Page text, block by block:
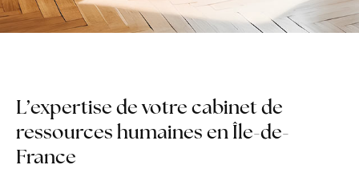
L’expertise de votre cabinet de
ressources humaines en Île-de-
France